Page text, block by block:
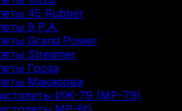
45 Rubber
9 Р.А.
Grand Power
Streamer
Гроза
Макарова
ИЖ-79 (МР-79)